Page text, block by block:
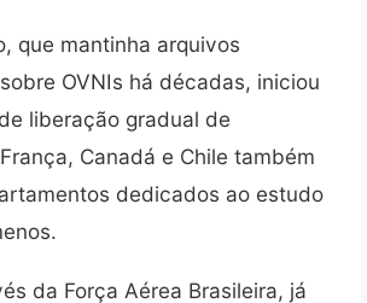
que mantinha arquivos
OVNIs há décadas, iniciou
liberação gradual de
Canadá e Chile também
dedicados ao estudo
da Força Aérea Brasileira, já